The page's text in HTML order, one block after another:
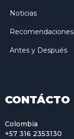
Noticias
Recomendaciones
Antes y Después
CONTÁCTO
Colombia
+57 316 2353130